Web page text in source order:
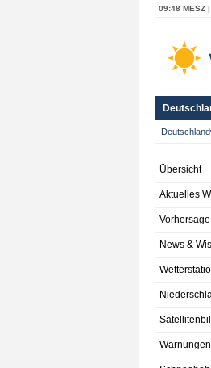
09:48 MESZ
Übersicht
Aktuelles
Vorhersage
News &
Warnungen